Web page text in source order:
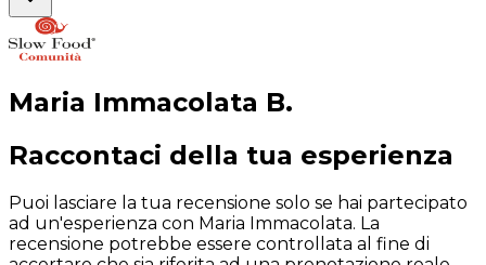
Maria Immacolata B.
Raccontaci della tua esperienza
Puoi lasciare la tua recensione solo se hai partecipato
ad un'esperienza con Maria Immacolata. La
recensione potrebbe essere controllata al fine di